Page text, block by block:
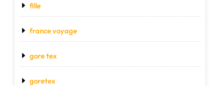
fille
france voyage
gore tex
goretex